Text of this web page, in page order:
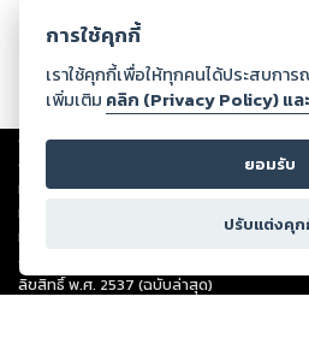
Copyright ©2026Storylog Co., Ltd. - ส
ต่อผลงานหรือเนื้อหาใดที่อัปโหลดผ่านเว็บไซต์
ทรัพย์สินทางปัญญาของบุคคลอื่นหรือขัดต่อก
ทุกท่านโปรดใช้วิจารณญาณในการกลั่นกรองด้
หนึ่งส่วนใดขัดต่อกฎหมายและศีลธรรม กรุณาแ
ดำเนินการในทันที ทั้งนี้ ทางสตอรี่ล็อกขอสง
ลิขสิทธิ์ พ.ศ. 2537 (ฉบับล่าสุด)
การใช้คุกกี้
เราใช้คุกกี้เพื่อให้ทุกคนได้ประสบกา
เพิ่มเติม คลิก (Privacy Policy) แ
ยอมรับ
ปรับแต่งคุ